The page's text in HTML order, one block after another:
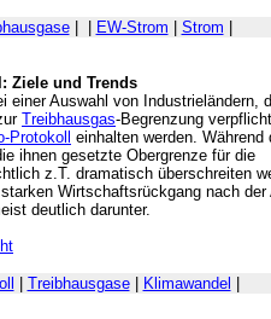
| EW-Strom Strom
Ziele und Trends
einer Auswahl von Industrieländern,
Treibhausgas-Begrenzung
Protokoll
einhalten werden. Während
ihnen gesetzte Obergrenze für die
z.T. dramatisch überschreiten
Wirtschaftsrückgang nach der
deutlich darunter.
Treibhausgase| Klimawandel